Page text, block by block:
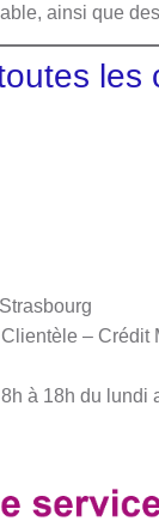
ainsi que
les
– Crédit
à 18h du lundi